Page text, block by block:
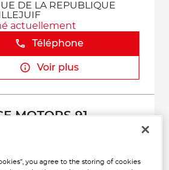
DE LA REPUBLIQUE
actuellement
Téléphone
Voir plus
MOTORS 91
you agree to the storing of cookies